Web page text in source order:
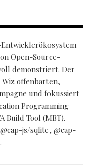
Open-Source-
demonstriert. Der
offenbarten,
und fokussiert
Programming
Build Tool (MBT).
js/sqlite, @cap-